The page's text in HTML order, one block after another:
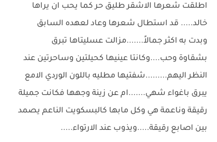
اطلقت شعرها الاشقر طليق حر كما يحب ان يراها
خالد..... قد استطال شعرها وعاد لعهده السابق
وبدت به اكثر جمالاً.......مزالت عسليتاها تبرق
بشقاوة وحب....وكانتا عينيها كحيلتين وساحرتين عند
النظر اليهم.........شفتيها مطليه باللون الوردي الامع
يبرق باغواء شهي.......ام عن زينة وجهها فكانت جميلة
رقيقة وناعمة هي وكل مابها كالبسكويت الناعم يصمد
بين اصابع رقيقة.....ويذوب عند الارتواء.....